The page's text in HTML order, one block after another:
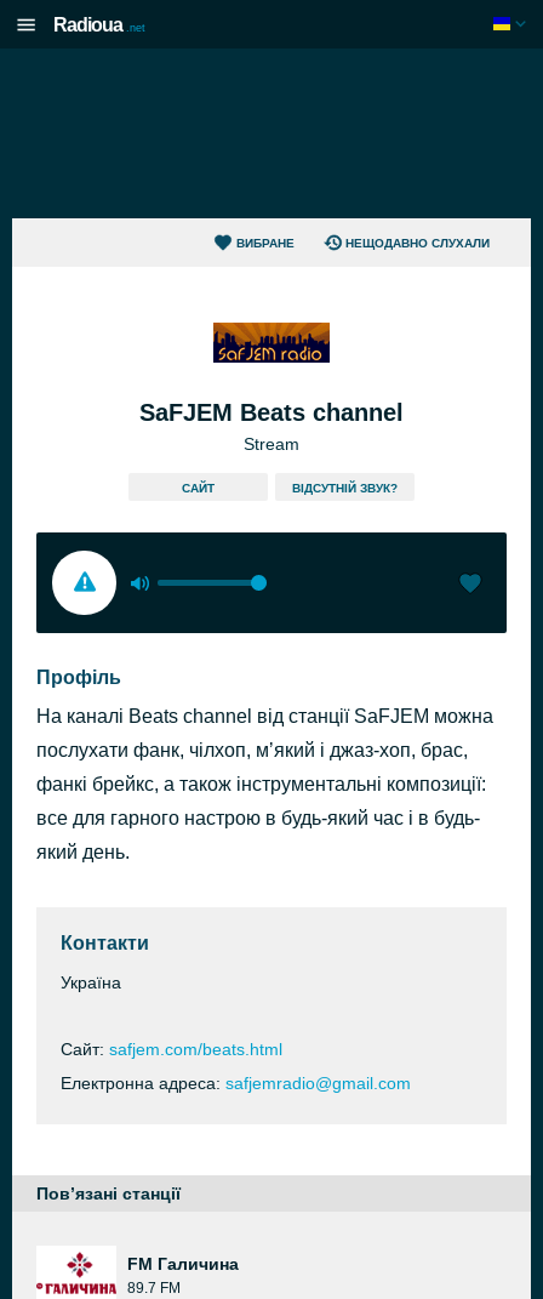
Radioua .net
ВИБРАНЕ НЕЩОДАВНО СЛУХАЛИ
SaFJEM Beats channel
Stream
САЙТ ВІДСУТНІЙ ЗВУК?
Профіль
На каналі Beats channel від станції SaFJEM можна
послухати фанк, чілхоп, мʼякий і джаз-хоп, брас,
фанкі брейкс, а також інструментальні композиції:
все для гарного настрою в будь-який час і в будь-
який день.
Контакти
Україна
Сайт: safjem.com/beats.html
Електронна адреса: safjemradio@gmail.com
Пов’язані станції
FM Галичина
89.7 FM